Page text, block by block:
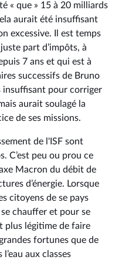
« que » 15 à 20 milliards
aurait été insuffisant
excessive. Il est temps
part d’impôts, à
7 ans et qui est à
successifs de Bruno
insuffisant pour corriger
aurait soulagé la
de ses missions.
de l'ISF sont
C’est peu ou prou ce
Macron du débit de
d’énergie. Lorsque
citoyens de se pays
chauffer et pour se
plus légitime de faire
fortunes que de
aux classes